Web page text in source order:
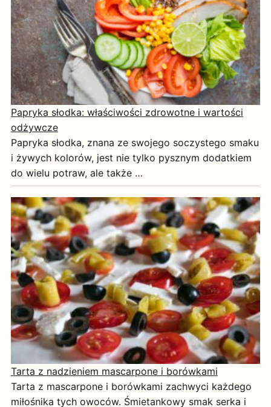
Papryka słodka: właściwości zdrowotne i wartości
odżywcze
Papryka słodka, znana ze swojego soczystego smaku
i żywych kolorów, jest nie tylko pysznym dodatkiem
do wielu potraw, ale także …
Tarta z nadzieniem mascarpone i borówkami
Tarta z mascarpone i borówkami zachwyci każdego
miłośnika tych owoców. Śmietankowy smak serka i